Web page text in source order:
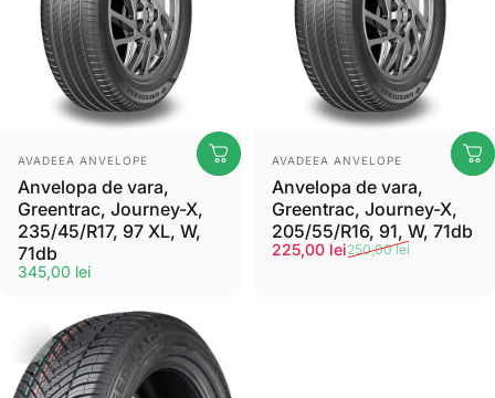
Furnizor:
AVADEEA ANVELOPE
Anvelopa de vara,
Greentrac, Journey-X,
235/45/R17, 97 XL, W,
71db
345,00 lei
Furnizor:
AVADEEA ANVELOPE
Anvelopa de vara,
Greentrac, Journey-X,
205/55/R16, 91, W, 71db
Pret de vanzare
225,00 lei
Preț normal250,00 lei